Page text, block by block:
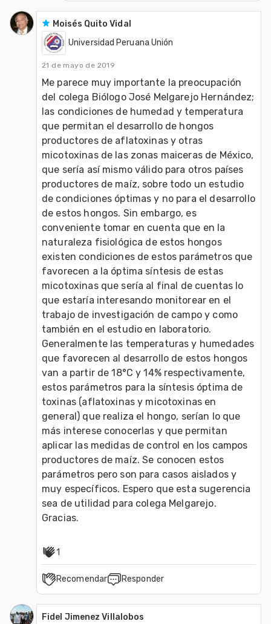
Moisés Quito Vidal
Universidad Peruana Unión
21 de mayo de 2019
Me parece muy importante la preocupación
del colega Biólogo José Melgarejo Hernández;
las condiciones de humedad y temperatura
que permitan el desarrollo de hongos
productores de aflatoxinas y otras
micotoxinas de las zonas maiceras de México,
que sería así mismo válido para otros países
productores de maíz, sobre todo un estudio
de condiciones óptimas y no para el desarrollo
de estos hongos. Sin embargo, es
conveniente tomar en cuenta que en la
naturaleza fisiológica de estos hongos
existen condiciones de estos parámetros que
favorecen a la óptima síntesis de estas
micotoxinas que sería al final de cuentas lo
que estaría interesando monitorear en el
trabajo de investigación de campo y como
también en el estudio en laboratorio.
Generalmente las temperaturas y humedades
que favorecen al desarrollo de estos hongos
van a partir de 18°C y 14% respectivamente,
estos parámetros para la síntesis óptima de
toxinas (aflatoxinas y micotoxinas en
general) que realiza el hongo, serían lo que
más interese conocerlas y que permitan
aplicar las medidas de control en los campos
productores de maíz. Se conocen estos
parámetros pero son para casos aislados y
muy específicos. Espero que esta sugerencia
sea de utilidad para colega Melgarejo.
Gracias.
1
Recomendar Responder
Fidel Jimenez Villalobos